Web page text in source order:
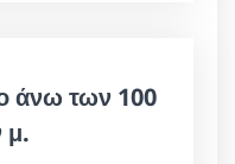
άνω των 100
μ.